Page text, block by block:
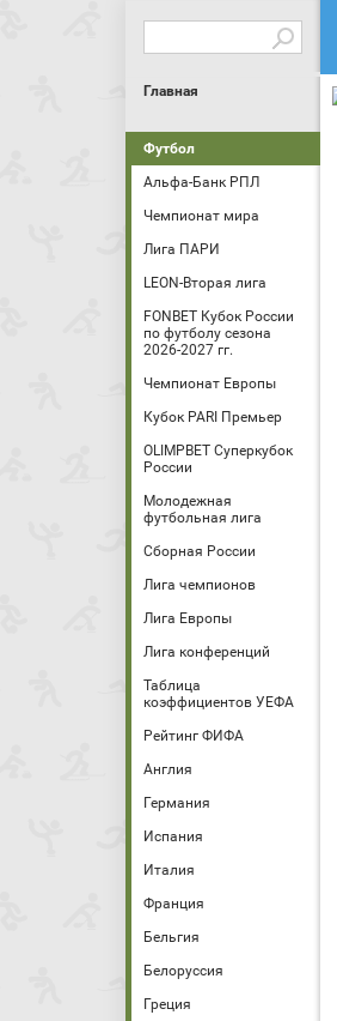
Главная
Футбол
Альфа-Банк РПЛ
Чемпионат мира
Лига ПАРИ
LEON-Вторая лига
FONBET Кубок России
по футболу сезона
2026-2027 гг.
Чемпионат Европы
Кубок PARI Премьер
OLIMPBET Суперкубок
России
Молодежная
футбольная лига
Сборная России
Лига чемпионов
Лига Европы
Лига конференций
Таблица
коэффициентов УЕФА
Рейтинг ФИФА
Англия
Германия
Испания
Италия
Франция
Бельгия
Белоруссия
Греция